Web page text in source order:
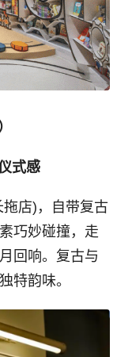
式感
店)，自带复古
巧妙碰撞，走
回响。复古与
特韵味。